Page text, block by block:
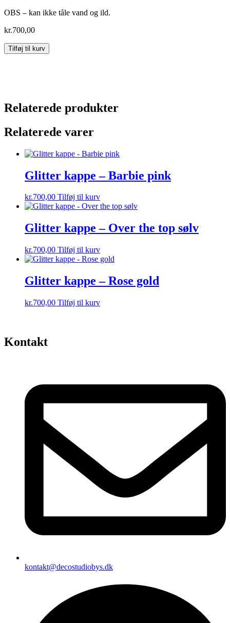
OBS – kan ikke tåle vand og ild.
kr.700,00
Glitter
kappe
Tilføj til kurv
Relaterede produkter
Relaterede varer
Glitter kappe – Barbie pink
kr.700,00 Tilføj til kurv
Glitter kappe – Over the top sølv
kr.700,00 Tilføj til kurv
Glitter kappe – Rose gold
kr.700,00 Tilføj til kurv
Kontakt
kontakt@decostudiobys.dk